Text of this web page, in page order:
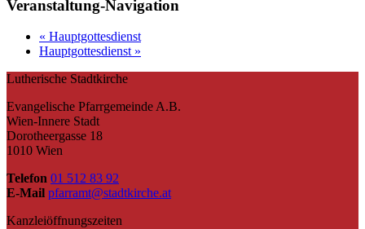
Veranstaltung-Navigation
« Hauptgottesdienst
Hauptgottesdienst »
Lutherische Stadtkirche
Evangelische Pfarrgemeinde A.B.
Wien-Innere Stadt
Dorotheergasse 18
1010 Wien
Telefon 01 512 83 92
E-Mail pfarramt@stadtkirche.at
Kanzleiöffnungszeiten